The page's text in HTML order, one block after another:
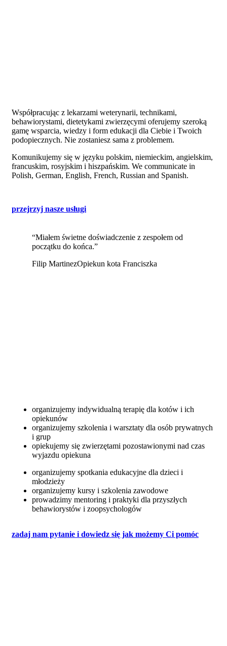
Współpracując z lekarzami weterynarii, technikami,
behawiorystami, dietetykami zwierzęcymi oferujemy szeroką
gamę wsparcia, wiedzy i form edukacji dla Ciebie i Twoich
podopiecznych. Nie zostaniesz sama z problemem.
Komunikujemy się w języku polskim, niemieckim, angielskim,
francuskim, rosyjskim i hiszpańskim. We communicate in
Polish, German, English, French, Russian and Spanish.
przejrzyj nasze usługi
“Miałem świetne doświadczenie z zespołem od
początku do końca.”
Filip MartinezOpiekun kota Franciszka
organizujemy indywidualną terapię dla kotów i ich
opiekunów
organizujemy szkolenia i warsztaty dla osób prywatnych
i grup
opiekujemy się zwierzętami pozostawionymi nad czas
wyjazdu opiekuna
organizujemy spotkania edukacyjne dla dzieci i
młodzieży
organizujemy kursy i szkolenia zawodowe
prowadzimy mentoring i praktyki dla przyszłych
behawiorystów i zoopsychologów
zadaj nam pytanie i dowiedz się jak możemy Ci pomóc